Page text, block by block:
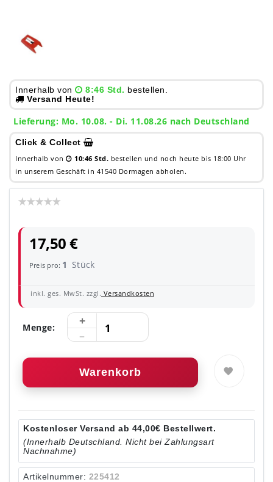
Innerhalb von 8:46 Std. bestellen.
Versand Heute!
Lieferung: Mo. 10.08. - Di. 11.08.26 nach Deutschland
Click & Collect
Innerhalb von 10:46 Std. bestellen und noch heute bis 18:00 Uhr
in unserem Geschäft in 41540 Dormagen abholen.
17,50 €
Preis pro: 1 Stück
inkl. ges. MwSt. zzgl. Versandkosten
Menge:
Warenkorb
Kostenloser Versand ab 44,00€ Bestellwert.
(Innerhalb Deutschland. Nicht bei Zahlungsart
Nachnahme)
Artikelnummer: 225412